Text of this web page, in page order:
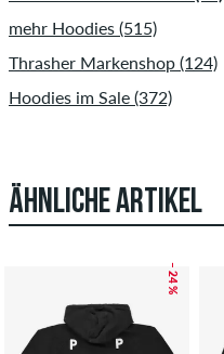
mehr Hoodies (515)
Thrasher Markenshop (124)
Hoodies im Sale (372)
ÄHNLICHE ARTIKEL
– 24 %